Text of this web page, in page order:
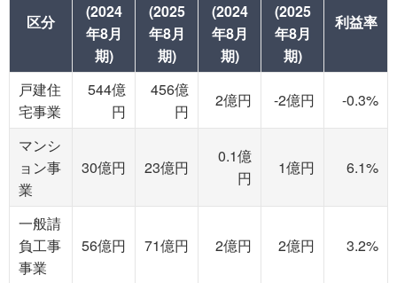
区分
(2024
年8月
期)
(2025
年8月
期)
(2024
年8月
期)
(2025
年8月
期)
利益率
戸建住
宅事業
544億
円
456億
円
2億円 -2億円 -0.3%
マンシ
ョン事
業
30億円 23億円
0.1億
円
1億円 6.1%
一般請
負工事
事業
56億円 71億円 2億円 2億円 3.2%